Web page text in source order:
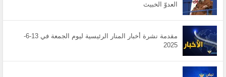
العدوّ الخبيث
مقدمة نشرة أخبار المنار الرئيسية ليوم الجمعة في 13-6-
2025